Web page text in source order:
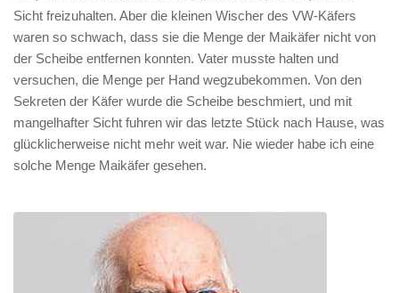
Sicht freizuhalten. Aber die kleinen Wischer des VW-Käfers
waren so schwach, dass sie die Menge der Maikäfer nicht von
der Scheibe entfernen konnten. Vater musste halten und
versuchen, die Menge per Hand wegzubekommen. Von den
Sekreten der Käfer wurde die Scheibe beschmiert, und mit
mangelhafter Sicht fuhren wir das letzte Stück nach Hause, was
glücklicherweise nicht mehr weit war. Nie wieder habe ich eine
solche Menge Maikäfer gesehen.